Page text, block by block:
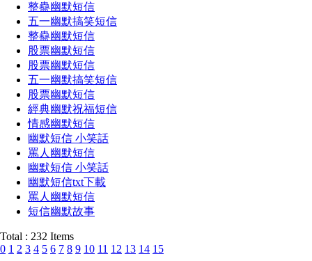
整蠱幽默短信
五一幽默搞笑短信
整蠱幽默短信
股票幽默短信
股票幽默短信
五一幽默搞笑短信
股票幽默短信
經典幽默祝福短信
情感幽默短信
幽默短信 小笑話
罵人幽默短信
幽默短信 小笑話
幽默短信txt下載
罵人幽默短信
短信幽默故事
Total : 232 Items
0 1 2 3 4 5 6 7 8 9 10 11 12 13 14 15